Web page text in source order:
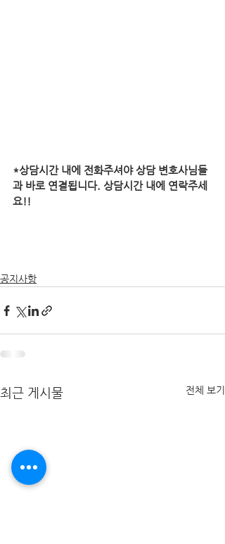
*상담시간 내에 전화주셔야 상담 변호사님들
과 바로 연결됩니다. 상담시간 내에 연락주세
요!!
공지사항
최근 게시물 전체 보기